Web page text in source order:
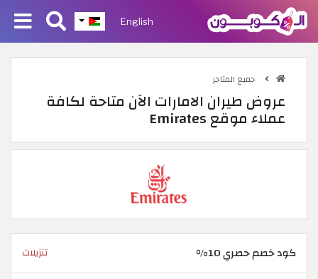
English
جميع المتاجر
عروض طيران الامارات الآن متاحة لكافة
عملاء موقع Emirates
كود خصم حصري 10% تنزيلات